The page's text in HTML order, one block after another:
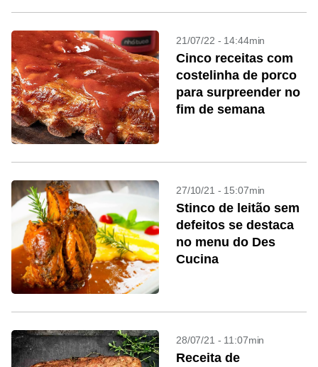
21/07/22 - 14:44min
Cinco receitas com
costelinha de porco
para surpreender no
fim de semana
27/10/21 - 15:07min
Stinco de leitão sem
defeitos se destaca
no menu do Des
Cucina
28/07/21 - 11:07min
Receita de